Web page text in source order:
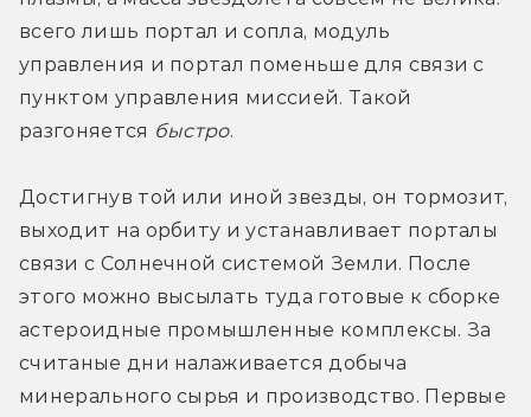
всего лишь портал и сопла, модуль
управления и портал поменьше для связи с
пунктом управления миссией. Такой
разгоняется быстро.
Достигнув той или иной звезды, он тормозит,
выходит на орбиту и устанавливает порталы
связи с Солнечной системой Земли. После
этого можно высылать туда готовые к сборке
астероидные промышленные комплексы. За
считаные дни налаживается добыча
минерального сырья и производство. Первые